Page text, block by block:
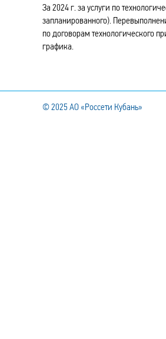
За 2024 г. за услуги по
запланированного).
по договорам технологического
графика.
© 2025 АО «Россети Кубань»